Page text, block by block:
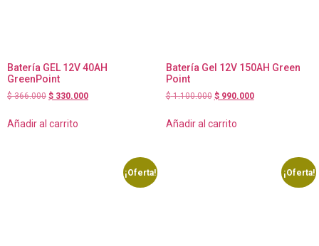
Batería GEL 12V 40AH
GreenPoint
$366.000 $ 330.000
Añadir al carrito
Batería Gel 12V 150AH Green
Point
$1.100.000 $990.000
Añadir al carrito
¡Oferta! ¡Oferta!